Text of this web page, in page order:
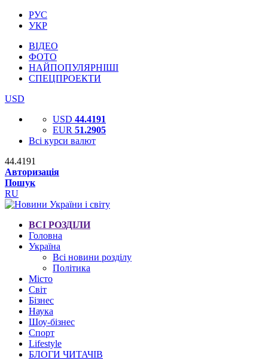
РУС
УКР
ВІДЕО
ФОТО
НАЙПОПУЛЯРНІШІ
СПЕЦПРОЕКТИ
USD
USD 44.4191
EUR 51.2905
Всі курси валют
44.4191
Авторизація
Пошук
RU
ВСІ РОЗДІЛИ
Головна
Україна
Всі новини розділу
Політика
Місто
Світ
Бізнес
Наука
Шоу-бізнес
Спорт
Lifestyle
БЛОГИ ЧИТАЧІВ